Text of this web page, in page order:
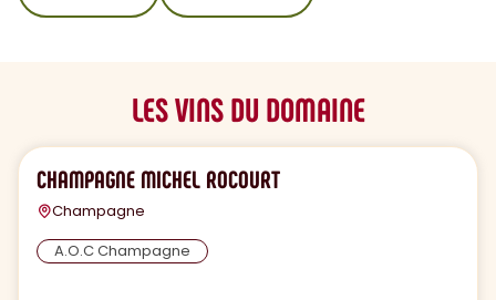
LES VINS DU DOMAINE
CHAMPAGNE MICHEL ROCOURT
Champagne
A.O.C Champagne